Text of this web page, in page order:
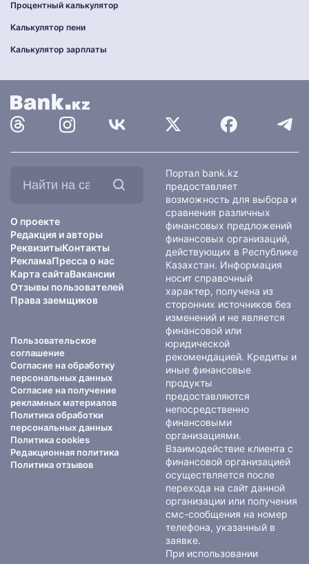
Процентный калькулятор
Калькулятор пени
Калькулятор зарплаты
О проекте
Редакция и авторы
РеквизитыКонтакты
РекламаПресса о нас
Карта сайтаВакансии
Отзывы пользователей
Права заемщиков
Пользовательское
соглашение
Согласие на обработку
персональных данных
Согласие на получение
рекламных материалов
Политика обработки
персональных данных
Политика cookies
Редакционная политика
Политика отзывов
Портал bank.kz
предоставляет
возможность для выбора и
сравнения различных
финансовых предложений
финансовых организаций,
действующих в Республике
Казахстан. Информация
носит справочный
характер, получена из
сторонних источников без
изменений и не является
финансовой или
юридической
рекомендацией. Кредиты и
иные финансовые
продукты
предоставляются
непосредственно
финансовыми
организациями.
Взаимодействие клиента с
финансовой организацией
осуществляется после
перехода на сайт данной
организации или получения
смс-сообщения на номер
телефона, указанный в
заявке.
При использовании